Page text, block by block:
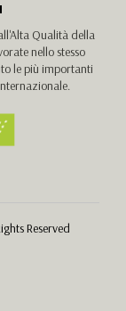
Qualità della
nello stesso
le più importanti
Reserved